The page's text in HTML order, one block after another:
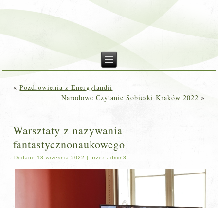
«Pozdrowienia z Energylandii
Narodowe Czytanie Sobieski Kraków 2022 »
Warsztaty z nazywania
fantastycznonaukowego
Dodane 13 września 2022 |przez admin3